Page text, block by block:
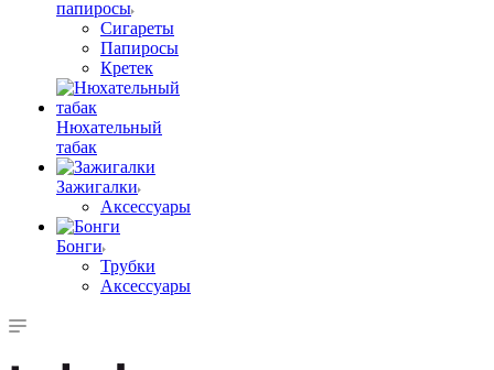
папиросы
Сигареты
Папиросы
Кретек
Нюхательный
табак
Зажигалки
Аксессуары
Бонги
Трубки
Аксессуары